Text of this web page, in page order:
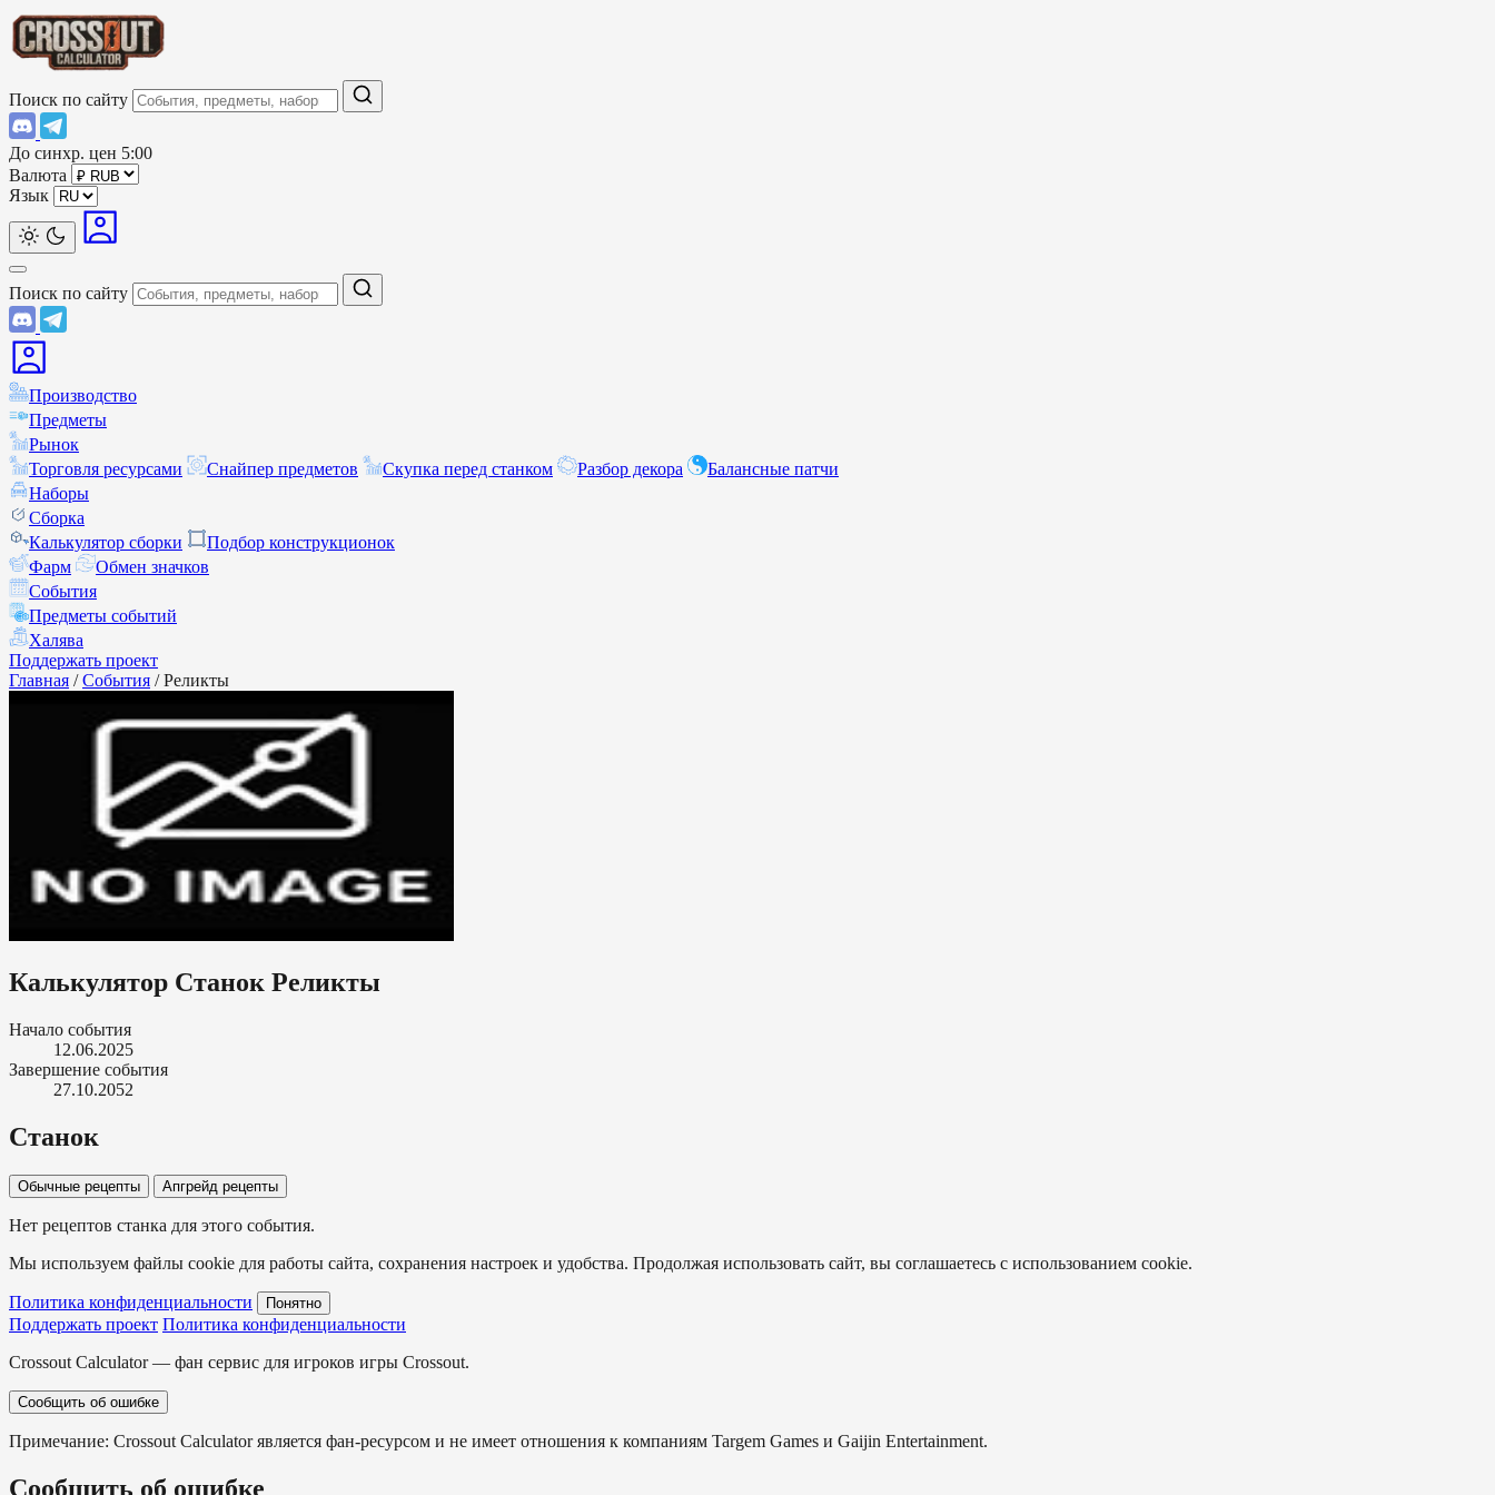
Поиск по сайту
До синхр. цен 5:00
Валюта
Язык
Поиск по сайту
Производство
Предметы
Рынок
Торговля ресурсами
Снайпер предметов Скупка перед станком Разбор декора
Балансные патчи
Наборы
Сборка
Калькулятор сборки
Подбор конструкционок
Фарм
Обмен значков
События
Предметы событий
Халява
Поддержать проект
Главная / События / Реликты
Калькулятор Станок Реликты
Начало события
12.06.2025
Завершение события
27.10.2052
Станок
Обычные рецепты Апгрейд рецепты
Нет рецептов станка для этого события.
Мы используем файлы cookie для работы сайта, сохранения настроек и удобства. Продолжая использовать сайт, вы соглашаетесь с использованием cookie.
Политика конфиденциальности Понятно
Поддержать проект Политика конфиденциальности
Crossout Calculator — фан сервис для игроков игры Crossout.
Сообщить об ошибке
Примечание: Crossout Calculator является фан-ресурсом и не имеет отношения к компаниям Targem Games и Gaijin Entertainment.
Сообщить об ошибке